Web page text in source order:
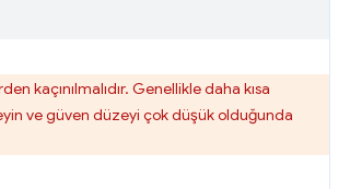
kaçınılmalıdır. Genellikle daha kısa
ve güven düzeyi çok düşük olduğunda